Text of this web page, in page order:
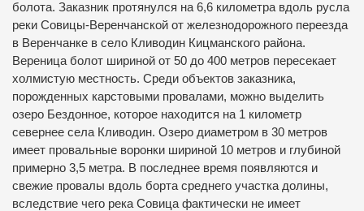
болота. Заказник протянулся на 6,6 километра вдоль русла
реки Совицы-Веренчанской от железнодорожного переезда
в Веренчанке в село Кливодин Кицманского района.
Вереница болот шириной от 50 до 400 метров пересекает
холмистую местность. Среди объектов заказника,
порожденных карстовыми провалами, можно выделить
озеро Бездонное, которое находится на 1 километр
севернее села Кливодин. Озеро диаметром в 30 метров
имеет провальные воронки шириной 10 метров и глубиной
примерно 3,5 метра. В последнее время появляются и
свежие провалы вдоль борта среднего участка долины,
вследствие чего река Совица фактически не имеет